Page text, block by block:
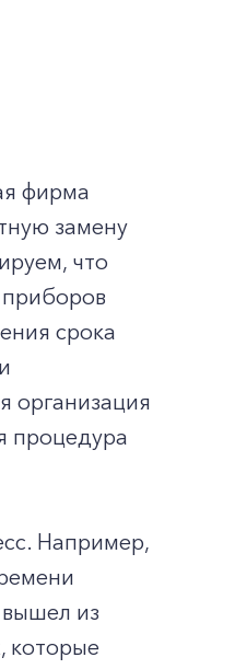
фирма
замену
что
срока
организация
процедура
Например,
из
которые